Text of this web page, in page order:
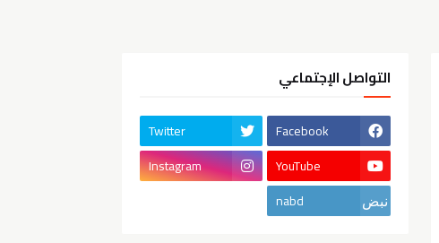
التواصل الإجتماعي
Facebook
Twitter
YouTube
Instagram
nabd